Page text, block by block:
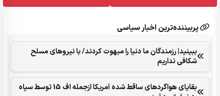
پربیننده‌ترین اخبار سیاسی
ببینید| رزمندگان ما دنیا را مبهوت کردند/ با نیروهای مسلح
شکافی نداریم
بقایای هواگردهای ساقط شده آمریکا ازجمله اف 15 توسط سپاه